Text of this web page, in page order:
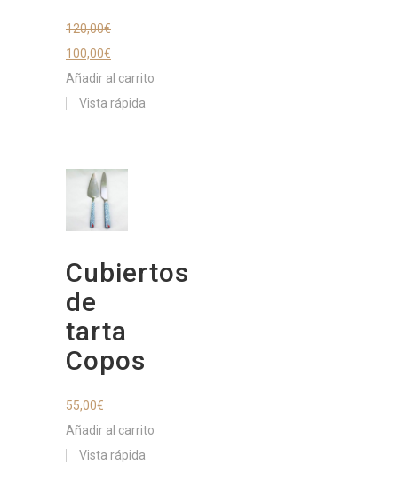
120,00€
100,00€
Añadir al carrito
Vista rápida
Cubiertos
de
tarta
Copos
55,00€
Añadir al carrito
Vista rápida